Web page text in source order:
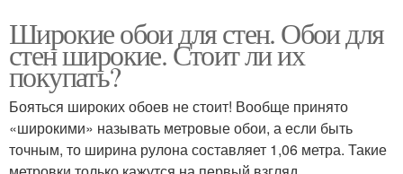
Широкие обои для стен. Обои для
стен широкие. Стоит ли их
покупать?
Бояться широких обоев не стоит! Вообще принято
«широкими» называть метровые обои, а если быть
точным, то ширина рулона составляет 1,06 метра. Такие